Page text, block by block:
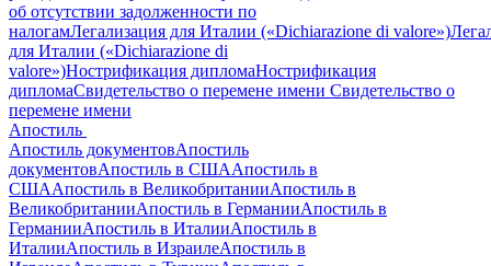
об отсутствии задолженности по
налогамЛегализация для Италии («Dichiarazione di valore»)
для Италии («Dichiarazione di
valore»)Нострификация дипломаНострификация
дипломаСвидетельство о перемене имени Свидетельство о
перемене имени
Апостиль
Апостиль документовАпостиль
документовАпостиль в СШААпостиль в
СШААпостиль в ВеликобританииАпостиль в
ВеликобританииАпостиль в ГерманииАпостиль в
ГерманииАпостиль в ИталииАпостиль в
ИталииАпостиль в ИзраилеАпостиль в